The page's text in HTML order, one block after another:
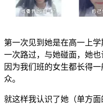
第一次见到她是在高一上
一次路过，与她碰面，她也
因为我们班的女生都长得
众。
就这样我认识了她（单方